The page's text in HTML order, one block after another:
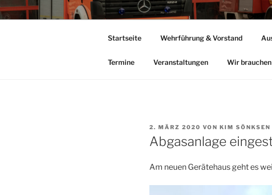
Startseite Wehrführung & Vorstand
Termine Veranstaltungen Wir
VERÖFFENTLICHT
AM
2. MÄRZ 2020 VON KIM SÖNKSEN
Abgasanlage
Am neuen Gerätehaus geht es